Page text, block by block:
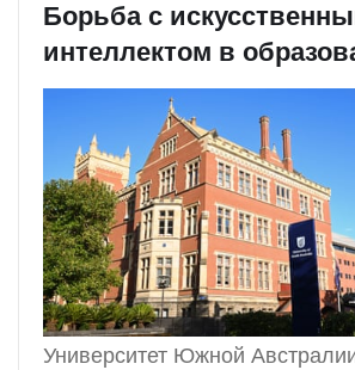
Борьба с
интеллектом в
Университет Южной